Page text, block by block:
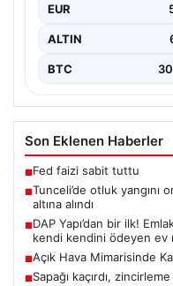
EUR
ALTIN
BTC
Son Eklenen Haberler
■Fed faizi sabit tuttu
■Tunceli’de otluk yangını
altına alındı
■DAP Yapı’dan bir ilk!
kendi kendini ödeyen ev
■Açık Hava Mimarisinde
■Sapağı kaçırdı,